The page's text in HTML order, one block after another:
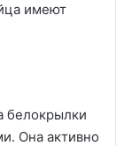
имеют
белокрылки
Она активно